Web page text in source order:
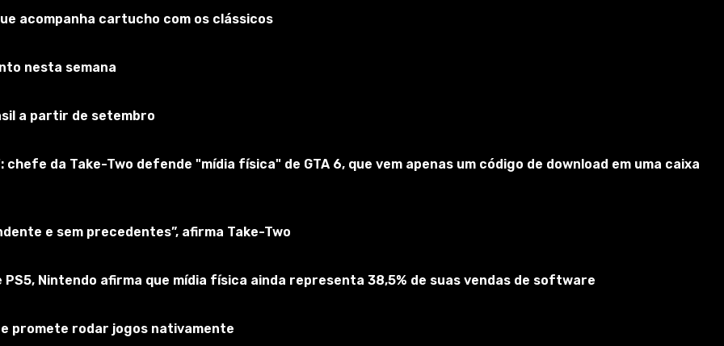
sons e expressões do seu jogo favorito Warcraft III. Agora, em vez da chata "guerra começou" banal - uma
uma coleção de frases da voz russa Dota2, contendo até 140 melhores frases que foram idealmente alteradas.
Double Kill, etc. Existem as interpretações de voice-over como.
e confirme a alteração.
acompanha cartucho com os clássicos
nesta semana
a partir de setembro
da Take-Two defende "mídia física" de GTA 6, que vem apenas um código de download em uma caixa
e sem precedentes”, afirma Take-Two
Nintendo afirma que mídia física ainda representa 38,5% de suas vendas de software
e promete rodar jogos nativamente